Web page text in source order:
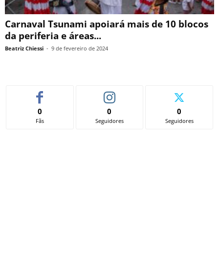
Carnaval Tsunami apoiará mais de 10 blocos
da periferia e áreas...
Beatriz Chiessi - 9 de fevereiro de 2024
0
Fãs
0
Seguidores
0
Seguidores